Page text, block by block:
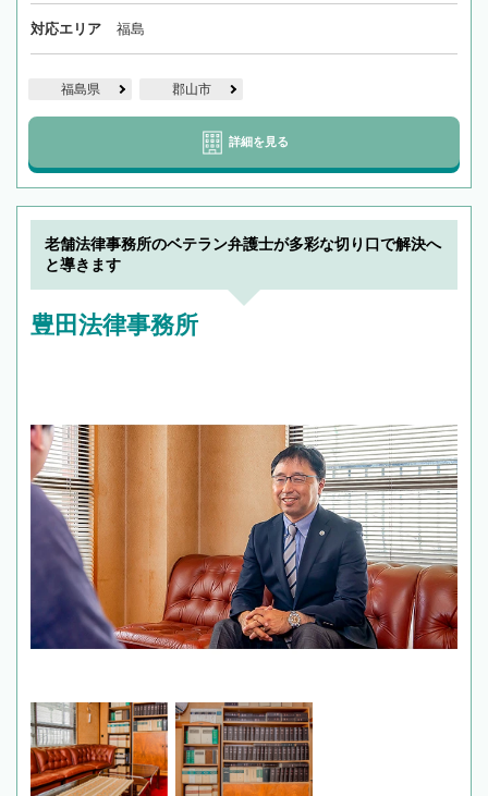
対応エリア 福島
福島県 郡山市
詳細を見る
老舗法律事務所のベテラン弁護士が多彩な切り口で解決へ
と導きます
豊田法律事務所